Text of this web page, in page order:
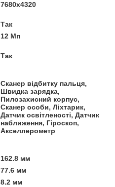
7680x4320
Так
12 Мп
Так
Сканер відбитку пальця,
Швидка зарядка,
Пилозахисний корпус,
Сканер особи, Ліхтарик,
Датчик освітленості, Датчик
наближення, Гіроскоп,
Акселлерометр
162.8 мм
77.6 мм
8.2 мм